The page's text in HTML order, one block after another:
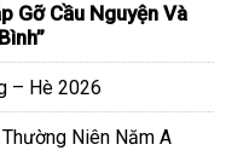
Gỡ Cầu Nguyện Và
– Hè 2026
Niên Năm A